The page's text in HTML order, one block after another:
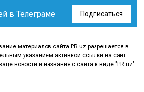
в Телеграме Подписаться
материалов сайта PR.uz разрешается в
указанием активной ссылки на сайт
новости и названия с сайта в виде "PR.uz"